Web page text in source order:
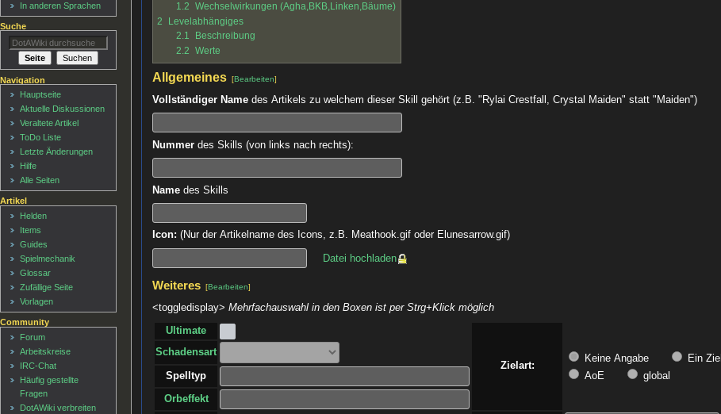
1.2 Wechselwirkungen (Agha,BKB,Linken,Bäume)
2
Levelabhängiges
2.1
Beschreibung
2.2 Werte
Allgemeines [Bearbeiten]
Vollständiger Name des Artikels zu welchem dieser Skill gehört (z.B. "Rylai Crestfall, Crystal Maiden" statt "Maiden")
Nummer des Skills (von links nach rechts):
Name des Skills
Icon: (Nur der Artikelname des Icons, z.B. Meathook.gif oder Elunesarrow.gif)
Datei hochladen
Weiteres [Bearbeiten]
<toggledisplay>Mehrfachauswahl in den Boxen ist per Strg+Klick möglich
Ultimate
Zielart:
Keine Angabe
Ein Ziel
AoE
global
Schadensart
Spelltyp
Orbeffekt
In anderen Sprachen
Suche
Navigation
Hauptseite
Aktuelle Diskussionen
Veraltete Artikel
ToDo Liste
Letzte Änderungen
Hilfe
Alle Seiten
Artikel
Helden
Items
Guides
Spielmechanik
Glossar
Zufällige Seite
Vorlagen
Community
Forum
Arbeitskreise
IRC-Chat
Häufig gestellte
Fragen
DotAWiki verbreiten